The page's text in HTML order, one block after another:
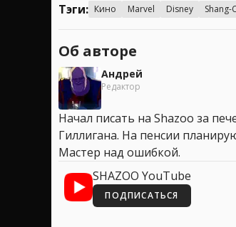
Тэги: Кино Marvel Disney Shang-
Об авторе
Андрей
Редактор
Начал писать на Shazoo за
Гиллигана. На пенсии
Мастер над ошибкой.
SHAZOO YouTube
ПОДПИСАТЬСЯ